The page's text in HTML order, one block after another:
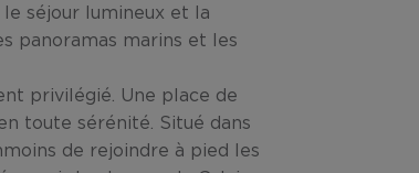
séjour lumineux et la
panoramas marins et les
privilégié. Une place de
toute sérénité. Situé dans
de rejoindre à pied les